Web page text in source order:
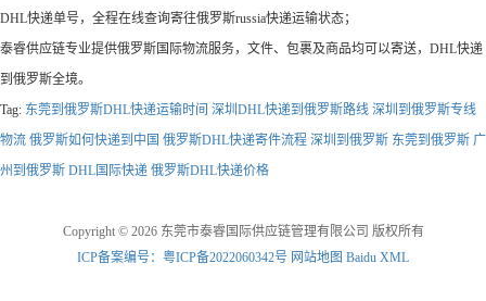
DHL快递单号，全程在线查询寄往俄罗斯russia快递运输状态；
泰睿供应链专业提供俄罗斯国际物流服务，文件、包裹及商品均可以寄送，DHL快递
到俄罗斯全境。
Tag: 东莞到俄罗斯DHL快递运输时间 深圳DHL快递到俄罗斯路线 深圳到俄罗斯专线
物流 俄罗斯如何快递到中国 俄罗斯DHL快递寄件流程 深圳到俄罗斯 东莞到俄罗斯 广
州到俄罗斯 DHL国际快递 俄罗斯DHL快递价格
Copyright © 2026 东莞市泰睿国际供应链管理有限公司 版权所有
ICP备案编号：粤ICP备2022060342号 网站地图 Baidu XML